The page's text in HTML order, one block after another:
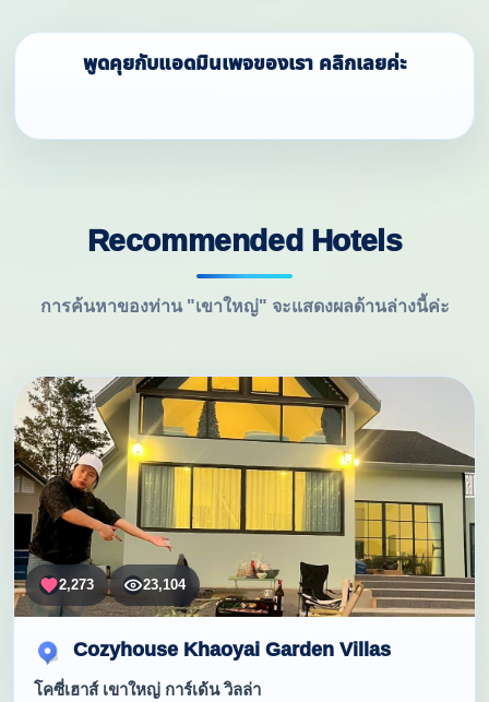
พูดคุยกับแอดมินเพจของเรา คลิกเลยค่ะ
Recommended Hotels
การค้นหาของท่าน "เขาใหญ่" จะแสดงผลด้านล่างนี้ค่ะ
2,273 23,104
Cozyhouse Khaoyai Garden Villas
โคซี่เฮาส์ เขาใหญ่ การ์เด้น วิลล่า